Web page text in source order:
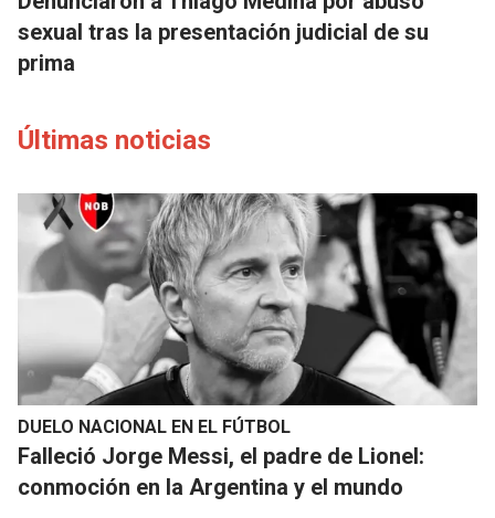
sexual tras la presentación judicial de su
prima
Últimas noticias
DUELO NACIONAL EN EL FÚTBOL
Falleció Jorge Messi, el padre de Lionel:
conmoción en la Argentina y el mundo